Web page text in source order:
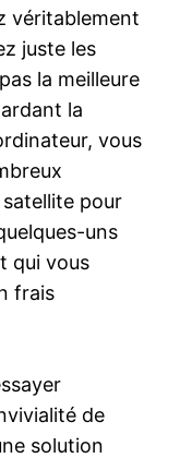
véritablement
juste les
la meilleure
la
vous
pour
uns
qui vous
frais
de
solution